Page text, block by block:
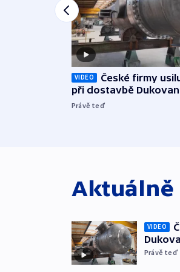
VIDEO
České firmy
při dostavbě Dukovan
Právě teď
VIDEO
Právě teď